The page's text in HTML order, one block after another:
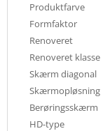
Produktfarve
Formfaktor
Renoveret
Renoveret klasse
Skærm diagonal
Skærmopløsning
Berøringsskærm
HD-type